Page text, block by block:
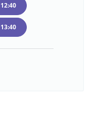
12:40
13:40